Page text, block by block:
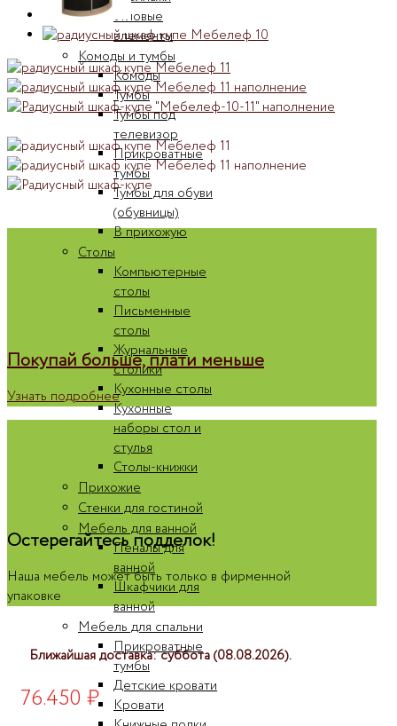
Угловые
элементы
Комоды и тумбы
Комоды
Тумбы
Тумбы под
телевизор
Прикроватные
тумбы
Тумбы для обуви
(обувницы)
В прихожую
Столы
Компьютерные
столы
Письменные
столы
Журнальные
столики
Кухонные столы
Кухонные
наборы стол и
стулья
Столы-книжки
Прихожие
Стенки для гостиной
Мебель для ванной
Пеналы для
ванной
Шкафчики для
ванной
Мебель для спальни
Прикроватные
тумбы
Детские кровати
Кровати
Покупай больше, плати меньше
Узнать подробнее
Остерегайтесь подделок!
Наша мебель может быть только в фирменной
упаковке
Ближайшая доставка: суббота (08.08.2026).
76.450 ₽